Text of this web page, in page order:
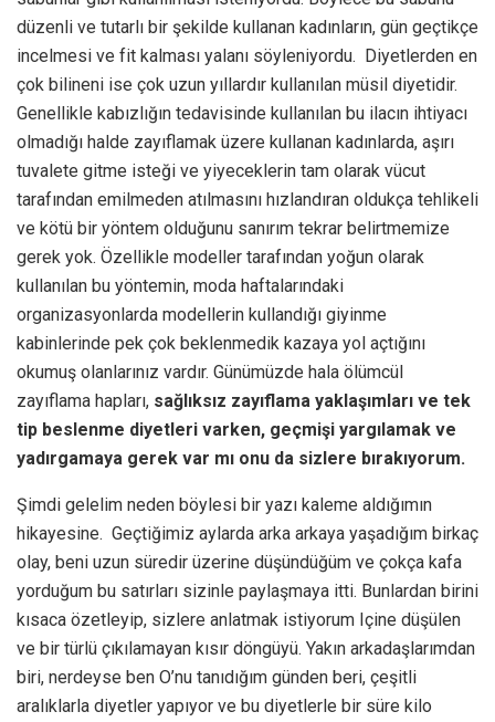
düzenli ve tutarlı bir şekilde kullanan kadınların, gün geçtikçe
incelmesi ve fit kalması yalanı söyleniyordu. Diyetlerden en
çok bilineni ise çok uzun yıllardır kullanılan müsil diyetidir.
Genellikle kabızlığın tedavisinde kullanılan bu ilacın ihtiyacı
olmadığı halde zayıflamak üzere kullanan kadınlarda, aşırı
tuvalete gitme isteği ve yiyeceklerin tam olarak vücut
tarafından emilmeden atılmasını hızlandıran oldukça tehlikeli
ve kötü bir yöntem olduğunu sanırım tekrar belirtmemize
gerek yok. Özellikle modeller tarafından yoğun olarak
kullanılan bu yöntemin, moda haftalarındaki
organizasyonlarda modellerin kullandığı giyinme
kabinlerinde pek çok beklenmedik kazaya yol açtığını
okumuş olanlarınız vardır. Günümüzde hala ölümcül
zayıflama hapları, sağlıksız zayıflama yaklaşımları ve tek
tip beslenme diyetleri varken, geçmişi yargılamak ve
yadırgamaya gerek var mı onu da sizlere bırakıyorum.
Şimdi gelelim neden böylesi bir yazı kaleme aldığımın
hikayesine. Geçtiğimiz aylarda arka arkaya yaşadığım birkaç
olay, beni uzun süredir üzerine düşündüğüm ve çokça kafa
yorduğum bu satırları sizinle paylaşmaya itti. Bunlardan birini
kısaca özetleyip, sizlere anlatmak istiyorum Içine düşülen
ve bir türlü çıkılamayan kısır döngüyü. Yakın arkadaşlarımdan
biri, nerdeyse ben O’nu tanıdığım günden beri, çeşitli
aralıklarla diyetler yapıyor ve bu diyetlerle bir süre kilo